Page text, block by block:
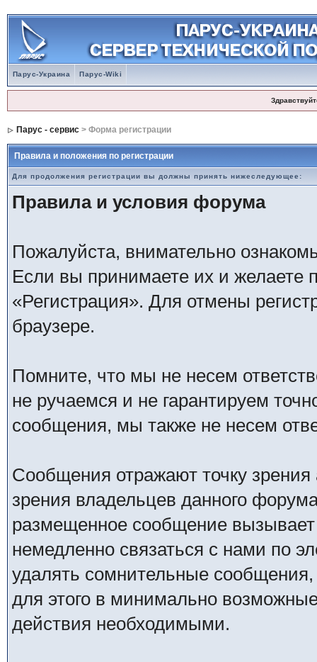
Парус-Украина Парус-Wiki
Парус - сервис> Форма регистрации
Правила и положения по регистрации
Для продолжения регистрации вы должны принять нижеследующее:
Правила и условия форума
Пожалуйста, внимательно
Если вы принимаете их и желаете
«Регистрация». Для отмены
браузере.
Помните, что мы не несем
не ручаемся и не гарантируем
сообщения, мы также не несем
Сообщения отражают точку зрения
зрения владельцев данного
размещенное сообщение
немедленно связаться с нами по
удалять сомнительные
для этого в минимально
действия необходимыми.